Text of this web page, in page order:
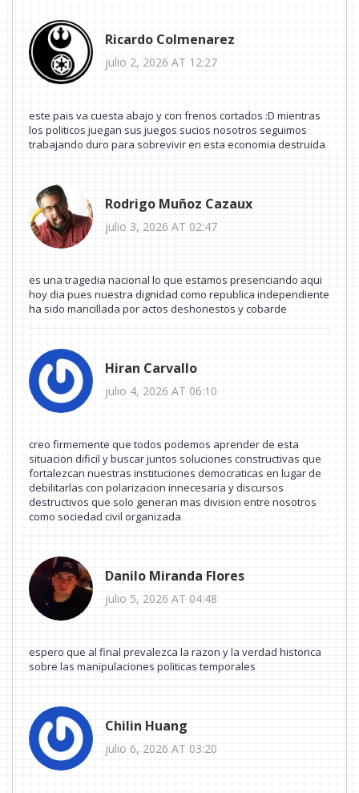
Ricardo Colmenarez
julio 2, 2026 AT 12:27
este pais va cuesta abajo y con frenos cortados :D mientras
los politicos juegan sus juegos sucios nosotros seguimos
trabajando duro para sobrevivir en esta economia destruida
Rodrigo Muñoz Cazaux
julio 3, 2026 AT 02:47
es una tragedia nacional lo que estamos presenciando aqui
hoy dia pues nuestra dignidad como republica independiente
ha sido mancillada por actos deshonestos y cobarde
Hiran Carvallo
julio 4, 2026 AT 06:10
creo firmemente que todos podemos aprender de esta
situacion dificil y buscar juntos soluciones constructivas que
fortalezcan nuestras instituciones democraticas en lugar de
debilitarlas con polarizacion innecesaria y discursos
destructivos que solo generan mas division entre nosotros
como sociedad civil organizada
Danilo Miranda Flores
julio 5, 2026 AT 04:48
espero que al final prevalezca la razon y la verdad historica
sobre las manipulaciones politicas temporales
Chilin Huang
julio 6, 2026 AT 03:20